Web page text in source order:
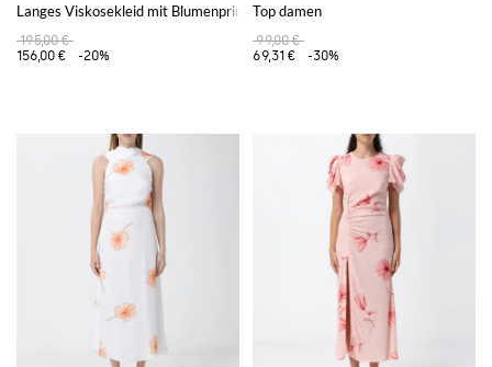
Langes Viskosekleid mit Blumenprint
195,00 €
156,00 €
-20%
Top damen
99,00 €
69,31 €
-30%